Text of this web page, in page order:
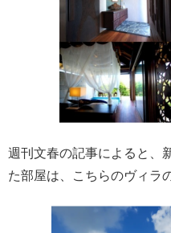
週刊文春の記事によると、
た部屋は、こちらのヴィラ